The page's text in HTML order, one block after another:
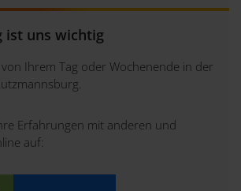
ist uns wichtig
von Ihrem Tag oder Wochenende in der
Erfahrungen mit anderen und
auf: